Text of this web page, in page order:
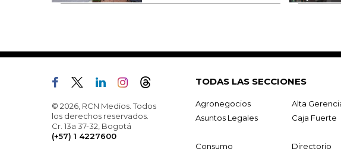
© 2026, RCN Medios. Todos
los derechos reservados.
Cr. 13a 37-32, Bogotá
(+57) 1 4227600
TODAS LAS SECCIONES
Agronegocios Alta
Asuntos Legales
Caja Fuerte
Consumo
Directorio